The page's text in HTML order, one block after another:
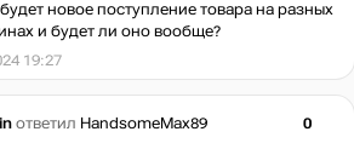
новое поступление товара на разных
и будет ли оно вообще?
19:27
ответил HandsomeMax89
0